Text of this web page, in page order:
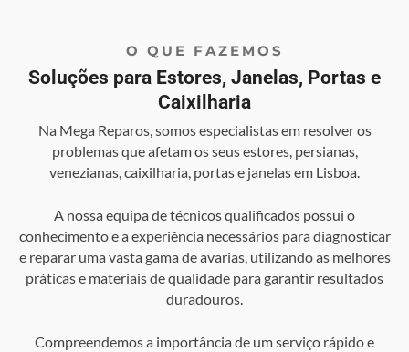
O QUE FAZEMOS
Soluções para Estores, Janelas, Portas e
Caixilharia
Na Mega Reparos, somos especialistas em resolver os
problemas que afetam os seus estores, persianas,
venezianas, caixilharia, portas e janelas em Lisboa.
A nossa equipa de técnicos qualificados possui o
conhecimento e a experiência necessários para diagnosticar
e reparar uma vasta gama de avarias, utilizando as melhores
práticas e materiais de qualidade para garantir resultados
duradouros.
Compreendemos a importância de um serviço rápido e